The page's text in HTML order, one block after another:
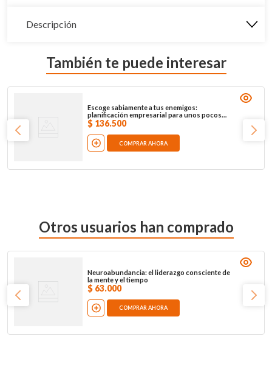
Descripción
También te puede interesar
Escoge sabiamente a tus enemigos:
planificación empresarial para unos pocos
audaces
$ 136.500
COMPRAR AHORA
Otros usuarios han comprado
Neuroabundancia: el liderazgo consciente de
la mente y el tiempo
$ 63.000
COMPRAR AHORA